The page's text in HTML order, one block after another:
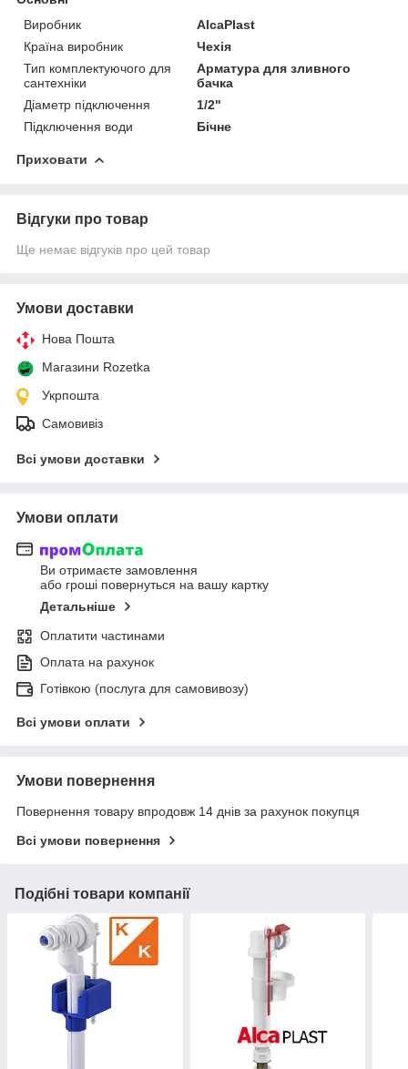
Виробник
AlcaPlast
Країна виробник
Чехія
Тип комплектуючого для
сантехніки
Арматура для зливного
бачка
Діаметр підключення
1/2"
Підключення води
Бічне
Приховати
Відгуки про товар
Ще немає відгуків про цей товар
Умови доставки
Нова Пошта
Магазини Rozetka
Укрпошта
Самовивіз
Всі умови доставки
Умови оплати
Ви отримаєте замовлення
або гроші повернуться на вашу картку
Детальніше
Оплатити частинами
Оплата на рахунок
Готівкою (послуга для самовивозу)
Всі умови оплати
Умови повернення
Повернення товару впродовж 14 днів за рахунок покупця
Всі умови повернення
Подібні товари компанії